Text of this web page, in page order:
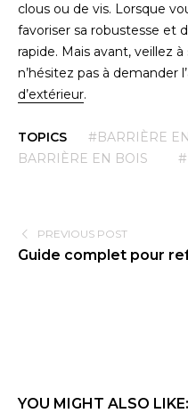
clous ou de vis. Lorsque
favoriser sa robustesse et
rapide. Mais avant, veillez
n’hésitez pas à demander
d’extérieur.
TOPICS #BARRIÈRE
BARRIÈRE EN BOIS
PREVIOUS POST
Guide complet pour
YOU MIGHT ALSO LIKE: